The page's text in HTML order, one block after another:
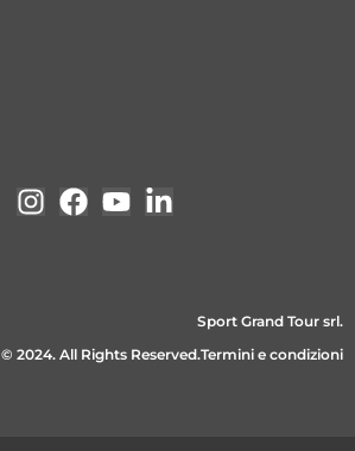
Sport Grand Tour srl.
© 2024. All Rights Reserved.Termini e condizioni